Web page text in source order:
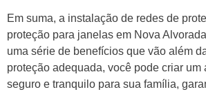
Em suma, a instalação de redes de
proteção para janelas em Nova
uma série de benefícios que vão além
proteção adequada, você pode criar um
seguro e tranquilo para sua família,